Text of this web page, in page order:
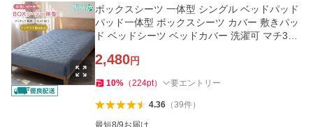
ボックスシーツ 一体型 シングル ベッドパッド
パッド一体型 ボックスシーツ カバー 敷きパッ
ド ベッドシーツ ベッドカバー 洗濯可 マチ35c
2,480円
10% （224pt） 要エントリー
4.36（39件）
最短8/9お届け